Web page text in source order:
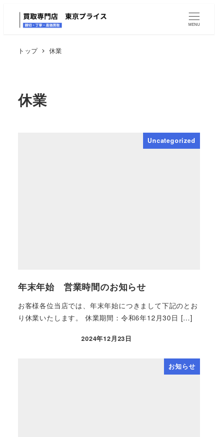
MENU
トップ 休業
休業
Uncategorized
年末年始 営業時間のお知らせ
お客様各位当店では、年末年始につきまして下記のとお
り休業いたします。 休業期間：令和6年12月30日 […]
2024年12月23日
お知らせ